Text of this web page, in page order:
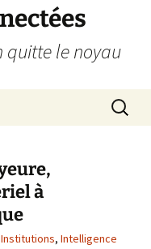
le noyau
à
Institutions, Intelligence